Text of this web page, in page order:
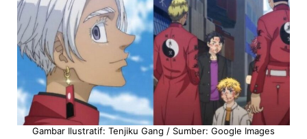
Gambar Ilustratif: Tenjiku Gang / Sumber: Google Images